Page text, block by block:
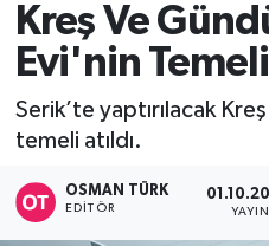
Kreş Ve
Evi'nin Temeli
Serik’te yaptırılacak
temeli atıldı.
OSMAN TÜRK
EDITÖR